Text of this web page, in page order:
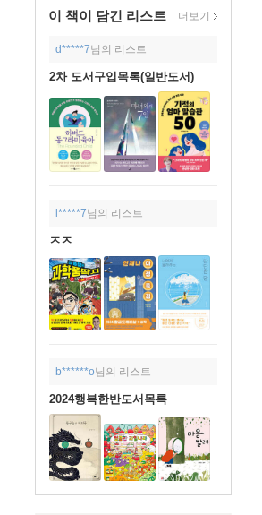
이 책이 담긴 리스트 더보기
d*****7님의 리스트
2차 도서구입목록(일반도서)
l*****7님의 리스트
ㅈㅈ
b******o님의 리스트
2024행복한반도서목록